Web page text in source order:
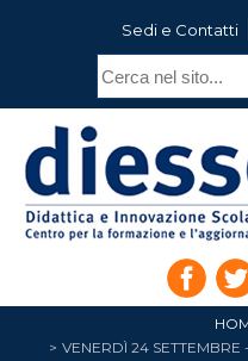
Sedi e Contatti
VENERDÌ 24